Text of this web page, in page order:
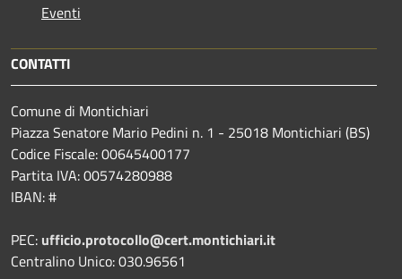
Eventi
CONTATTI
Comune di Montichiari
Piazza Senatore Mario Pedini n. 1 - 25018 Montichiari (BS)
Codice Fiscale: 00645400177
Partita IVA: 00574280988
IBAN: #
PEC: ufficio.protocollo@cert.montichiari.it
Centralino Unico: 030.96561